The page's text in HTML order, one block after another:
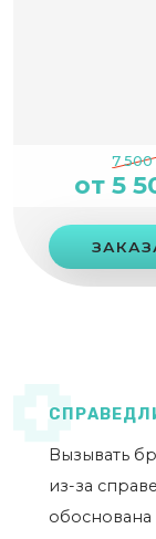
7 500
от 5
Вызывать
из-за